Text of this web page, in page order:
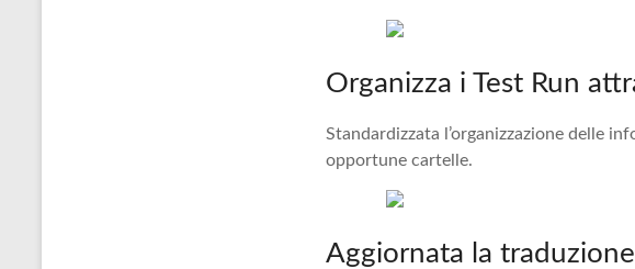
Organizza i Test Run
Standardizzata l’organizzazione delle
opportune cartelle.
Aggiornata la